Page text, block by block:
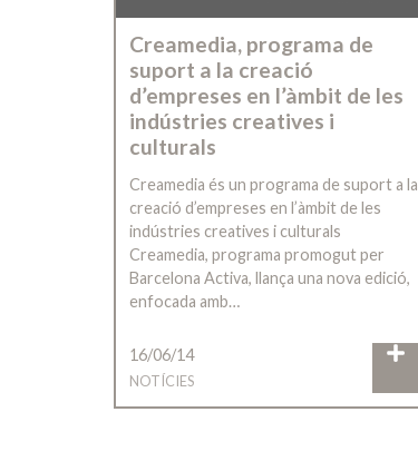
Creamedia, programa de
suport a la creació
d’empreses en l’àmbit de les
indústries creatives i
culturals
Creamedia és un programa de suport a la
creació d’empreses en l’àmbit de les
indústries creatives i culturals
Creamedia, programa promogut per
Barcelona Activa, llança una nova edició,
enfocada amb…
16/06/14
NOTÍCIES